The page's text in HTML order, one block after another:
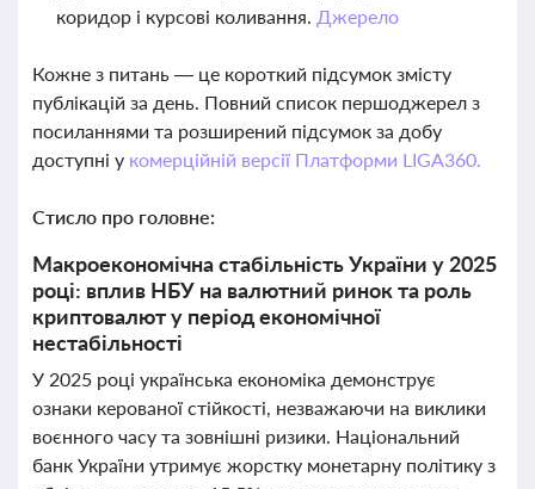
коридор і курсові коливання. Джерело
Кожне з питань — це короткий підсумок змісту
публікацій за день. Повний список першоджерел з
посиланнями та розширений підсумок за добу
доступні у комерційній версії Платформи LIGA360.
Стисло про головне:
Макроекономічна стабільність України у 2025
році: вплив НБУ на валютний ринок та роль
криптовалют у період економічної
нестабільності
У 2025 році українська економіка демонструє
ознаки керованої стійкості, незважаючи на виклики
воєнного часу та зовнішні ризики. Національний
банк України утримує жорстку монетарну політику з